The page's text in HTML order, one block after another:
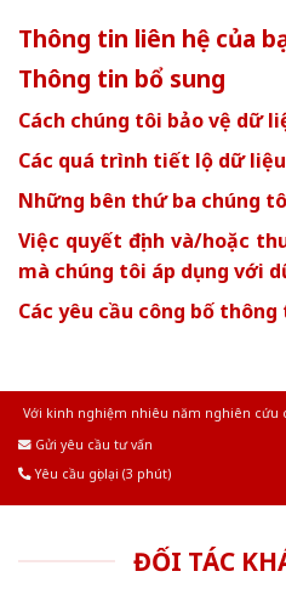
Thông tin liên hệ của
Thông tin bổ sung
Cách chúng tôi bảo vệ dữ
Các quá trình tiết lộ dữ
Những bên thứ ba chúng
Việc quyết định và/hoặc
mà chúng tôi áp dụng với
Các yêu cầu công bố
Với kinh nghiệm nhiêu năm nghiên cứu
Gửi yêu cầu tư vấn
Yêu cầu gọi lại (3 phút)
ĐỐI TÁC